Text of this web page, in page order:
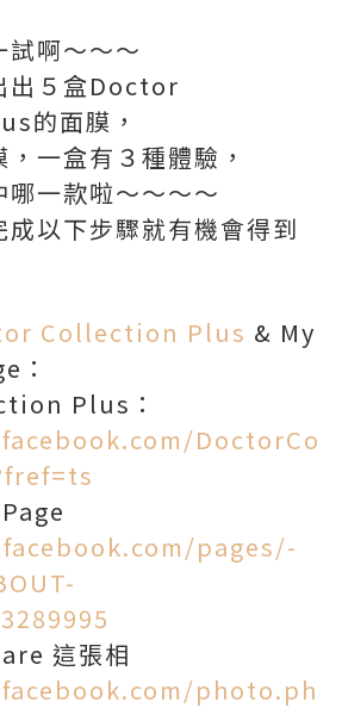
試啊～～～
出５盒Doctor
的面膜，
一盒有３種體驗，
一款啦～～～～
以下步驟就有機會得到
Collection Plus & My
：
Plus：
DoctorCo
pages/-
這張相
photo.ph